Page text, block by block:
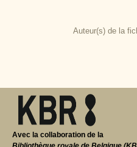
Auteur(s) de la
Avec la collaboration de la